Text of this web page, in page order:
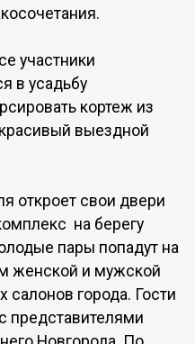
участники
в усадьбу
кортеж из
выездной
откроет свои двери
на берегу
пары попадут на
женской и мужской
города. Гости
представителями